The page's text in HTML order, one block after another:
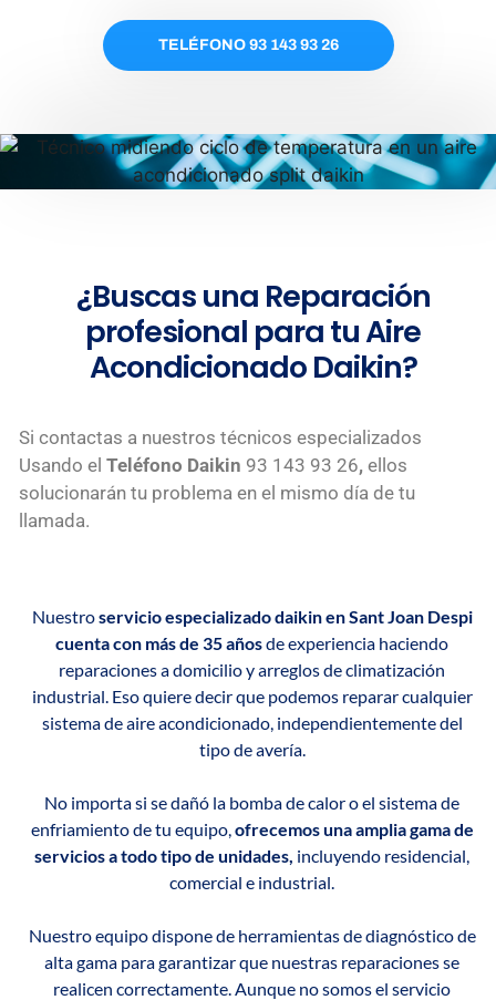
TELÉFONO 93 143 93 26
¿Buscas una Reparación
profesional para tu Aire
Acondicionado Daikin?
Si contactas a nuestros técnicos especializados
Usando el Teléfono Daikin 93 143 93 26, ellos
solucionarán tu problema en el mismo día de tu
llamada.
Nuestroservicio especializado daikin en Sant Joan Despi
cuenta con más de 35 añosde experiencia haciendo
reparaciones a domicilio y arreglos de climatización
industrial. Eso quiere decir que podemos reparar cualquier
sistema de aire acondicionado, independientemente del
tipo de avería.
No importa si se dañó la bomba de calor o el sistema de
enfriamiento de tu equipo,ofrecemos una amplia gama de
servicios a todo tipo de unidades, incluyendo residencial,
comercial e industrial.
Nuestro equipo dispone de herramientas de diagnóstico de
alta gama para garantizar que nuestras reparaciones se
realicen correctamente. Aunque no somos el servicio